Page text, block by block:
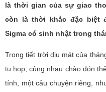
là thời gian của sự giao
còn là thời khắc đặc biệt
Sigma có sinh nhật trong
Trong tiết trời dịu mát của
tụ họp, cùng nhau chào đón
tính, một câu chuyện riêng,